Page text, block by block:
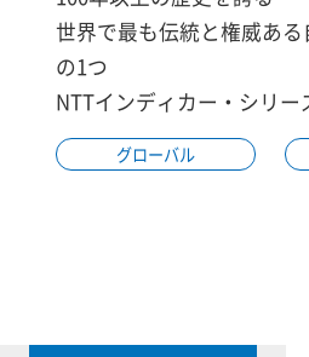
世界で最も伝統と権威あ
の1つ
NTTインディカー・シリー
グローバル